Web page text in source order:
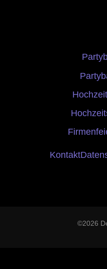
Kontakt
©2026